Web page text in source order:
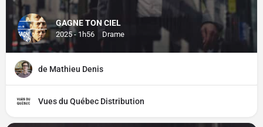
GAGNE TON CIEL
2025 - 1h56 Drame
de Mathieu Denis
Vues du Québec Distribution